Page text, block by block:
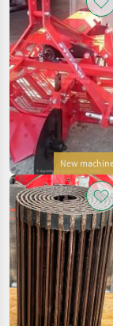
Potato
2
other potato
2
BRANDS
AVR
Del
Morino
MARKETPLACE
Marketplace
New